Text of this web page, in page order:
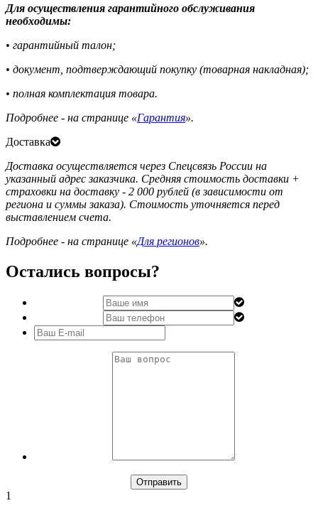
Для осуществления гарантийного обслуживания
необходимы:
• гарантийный талон;
• документ, подтверждающий покупку (товарная накладная);
• полная комплектация товара.
Подробнее - на странице «Гарантия».
Доставка
Доставка осуществляется через Спецсвязь России на
указанный адрес заказчика. Средняя стоимость доставки +
страховки на доставку - 2 000 рублей (в зависимости от
региона и суммы заказа). Стоимость уточняется перед
выставлением счета.
Подробнее - на странице «Для регионов».
Остались вопросы?
1